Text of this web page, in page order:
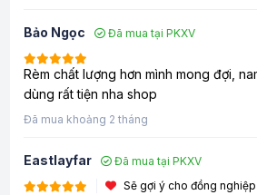
Bảo Ngọc Đã mua tại PKXV
Rèm chất lượng hơn mình mong đợi,
dùng rất tiện nha shop
Đã mua khoảng 2 tháng
Eastlayfar
Đã mua tại PKXV
Sẽ gợi ý cho đồng nghiệp